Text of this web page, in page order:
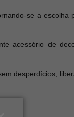
se a escolha
acessório de
desperdícios,